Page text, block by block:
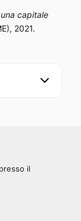
capitale
2021.
il